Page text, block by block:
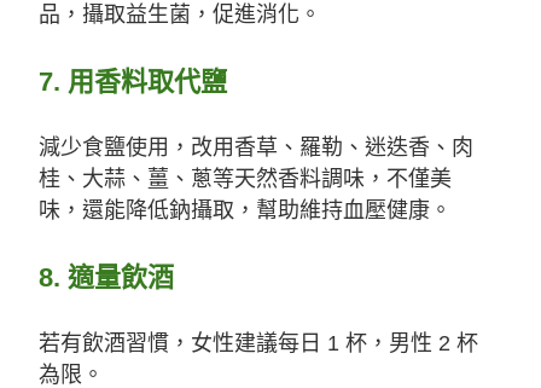
品，攝取益生菌，促進消化。
7. 用香料取代鹽
減少食鹽使用，改用香草、羅勒、迷迭香、肉
桂、大蒜、薑、蔥等天然香料調味，不僅美
味，還能降低鈉攝取，幫助維持血壓健康。
8. 適量飲酒
若有飲酒習慣，女性建議每日 1 杯，男性 2 杯
為限。